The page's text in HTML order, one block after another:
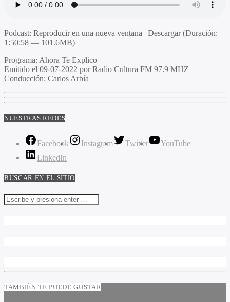
Podcast: Reproducir en una nueva ventana | Descargar(Duración:
1:50:58 — 101.6MB)
Programa: Ahora Te Explico
Emitido el 09-07-2022 por Radio Cultura FM 97.9 MHZ
Conducción: Carlos Arbía
NUESTRAS REDES
Facebook Instagram Twitter
YouTube
LinkedIn
BUSCAR EN EL SITIO
TAMBIÉN TE PUEDE GUSTAR